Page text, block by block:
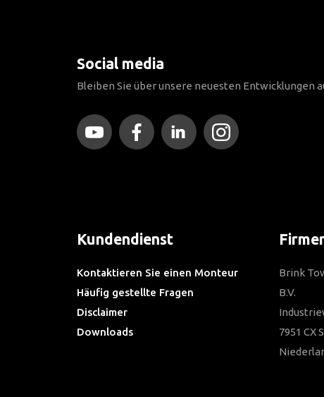
Social media
Bleiben Sie über unsere neuesten Entwicklungen
Kundendienst
Kontaktieren Sie einen Monteur
Häufig gestellte Fragen
Disclaimer
Downloads
Brink
B.V.
7951 CX